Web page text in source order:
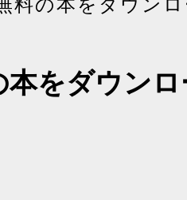
本をダウン